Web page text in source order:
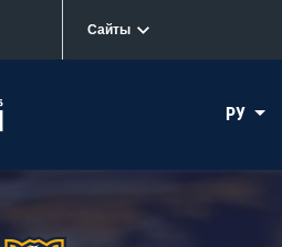
Сайты
РУ